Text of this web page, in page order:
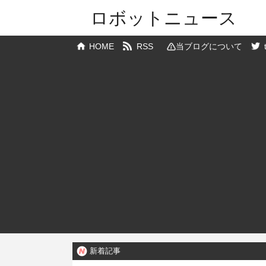
ロボットニュース
HOME RSS 当ブログについて
新着記事